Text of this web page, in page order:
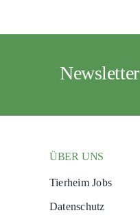
Newsletter
ÜBER UNS
Tierheim Jobs
Datenschutz